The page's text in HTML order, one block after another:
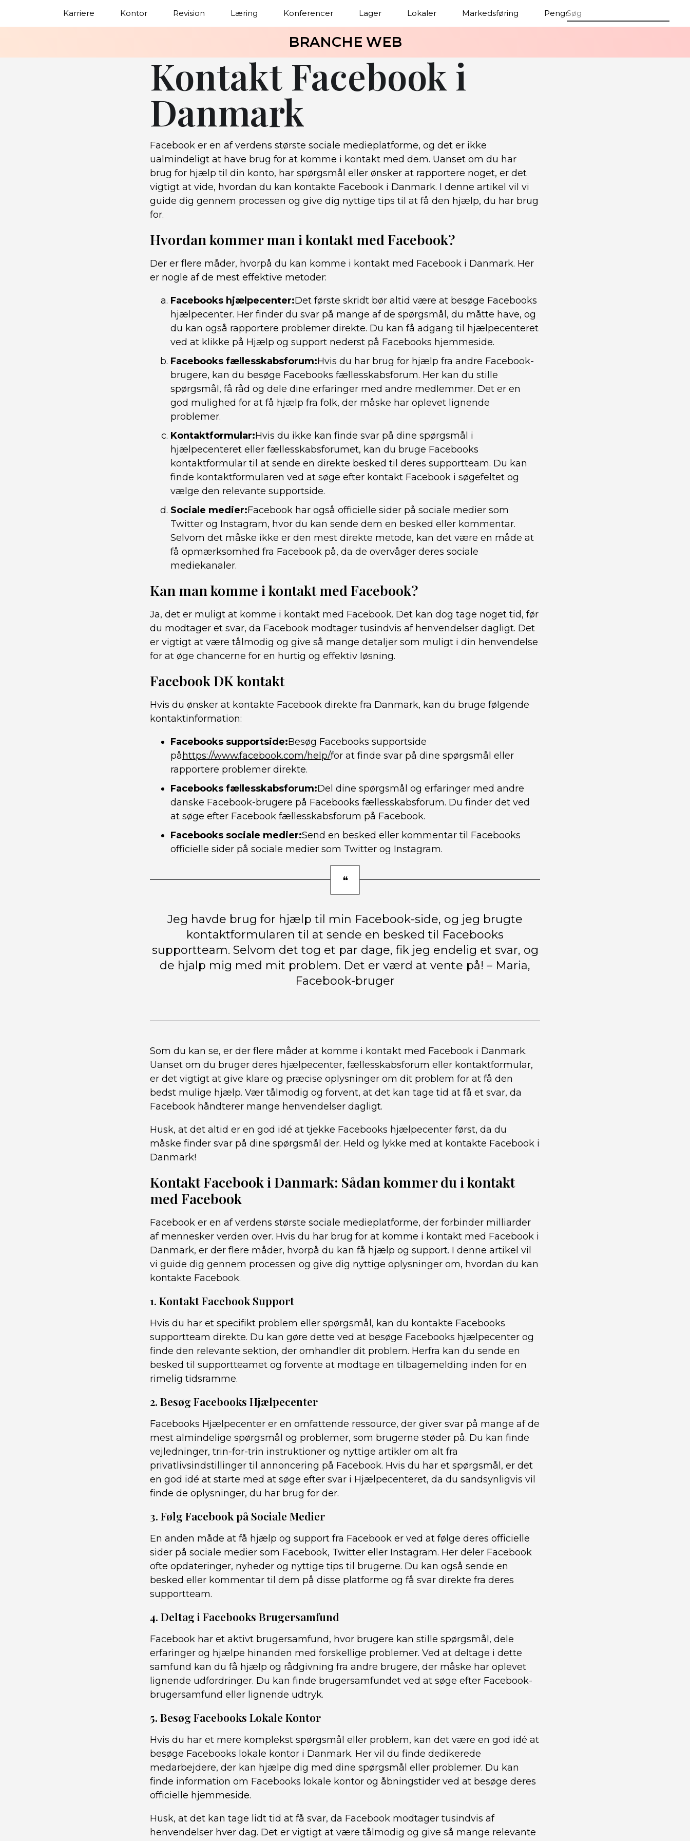
Karriere Kontor Revision Læring Konferencer Lager Lokaler Markedsføring Penge
BRANCHE WEB
Kontakt Facebook i
Danmark
Facebook er en af verdens største sociale medieplatforme, og det er ikke
ualmindeligt at have brug for at komme i kontakt med dem. Uanset om du har
brug for hjælp til din konto, har spørgsmål eller ønsker at rapportere noget, er det
vigtigt at vide, hvordan du kan kontakte Facebook i Danmark. I denne artikel vil vi
guide dig gennem processen og give dig nyttige tips til at få den hjælp, du har brug
for.
Hvordan kommer man i kontakt med Facebook?
Der er flere måder, hvorpå du kan komme i kontakt med Facebook i Danmark. Her
er nogle af de mest effektive metoder:
Facebooks hjælpecenter:Det første skridt bør altid være at besøge Facebooks
hjælpecenter. Her finder du svar på mange af de spørgsmål, du måtte have, og
du kan også rapportere problemer direkte. Du kan få adgang til hjælpecenteret
ved at klikke på Hjælp og support nederst på Facebooks hjemmeside.
Facebooks fællesskabsforum:Hvis du har brug for hjælp fra andre Facebook-
brugere, kan du besøge Facebooks fællesskabsforum. Her kan du stille
spørgsmål, få råd og dele dine erfaringer med andre medlemmer. Det er en
god mulighed for at få hjælp fra folk, der måske har oplevet lignende
problemer.
Kontaktformular:Hvis du ikke kan finde svar på dine spørgsmål i
hjælpecenteret eller fællesskabsforumet, kan du bruge Facebooks
kontaktformular til at sende en direkte besked til deres supportteam. Du kan
finde kontaktformularen ved at søge efter kontakt Facebook i søgefeltet og
vælge den relevante supportside.
Sociale medier:Facebook har også officielle sider på sociale medier som
Twitter og Instagram, hvor du kan sende dem en besked eller kommentar.
Selvom det måske ikke er den mest direkte metode, kan det være en måde at
få opmærksomhed fra Facebook på, da de overvåger deres sociale
mediekanaler.
Kan man komme i kontakt med Facebook?
Ja, det er muligt at komme i kontakt med Facebook. Det kan dog tage noget tid, før
du modtager et svar, da Facebook modtager tusindvis af henvendelser dagligt. Det
er vigtigt at være tålmodig og give så mange detaljer som muligt i din henvendelse
for at øge chancerne for en hurtig og effektiv løsning.
Facebook DK kontakt
Hvis du ønsker at kontakte Facebook direkte fra Danmark, kan du bruge følgende
kontaktinformation:
Facebooks supportside:Besøg Facebooks supportside
på https://www.facebook.com/help/for at finde svar på dine spørgsmål eller
rapportere problemer direkte.
Facebooks fællesskabsforum:Del dine spørgsmål og erfaringer med andre
danske Facebook-brugere på Facebooks fællesskabsforum. Du finder det ved
at søge efter Facebook fællesskabsforum på Facebook.
Facebooks sociale medier:Send en besked eller kommentar til Facebooks
officielle sider på sociale medier som Twitter og Instagram.
Jeg havde brug for hjælp til min Facebook-side, og jeg brugte
kontaktformularen til at sende en besked til Facebooks
supportteam. Selvom det tog et par dage, fik jeg endelig et svar, og
de hjalp mig med mit problem. Det er værd at vente på! – Maria,
Facebook-bruger
Som du kan se, er der flere måder at komme i kontakt med Facebook i Danmark.
Uanset om du bruger deres hjælpecenter, fællesskabsforum eller kontaktformular,
er det vigtigt at give klare og præcise oplysninger om dit problem for at få den
bedst mulige hjælp. Vær tålmodig og forvent, at det kan tage tid at få et svar, da
Facebook håndterer mange henvendelser dagligt.
Husk, at det altid er en god idé at tjekke Facebooks hjælpecenter først, da du
måske finder svar på dine spørgsmål der. Held og lykke med at kontakte Facebook i
Danmark!
Kontakt Facebook i Danmark: Sådan kommer du i kontakt
med Facebook
Facebook er en af verdens største sociale medieplatforme, der forbinder milliarder
af mennesker verden over. Hvis du har brug for at komme i kontakt med Facebook i
Danmark, er der flere måder, hvorpå du kan få hjælp og support. I denne artikel vil
vi guide dig gennem processen og give dig nyttige oplysninger om, hvordan du kan
kontakte Facebook.
1. Kontakt Facebook Support
Hvis du har et specifikt problem eller spørgsmål, kan du kontakte Facebooks
supportteam direkte. Du kan gøre dette ved at besøge Facebooks hjælpecenter og
finde den relevante sektion, der omhandler dit problem. Herfra kan du sende en
besked til supportteamet og forvente at modtage en tilbagemelding inden for en
rimelig tidsramme.
2. Besøg Facebooks Hjælpecenter
Facebooks Hjælpecenter er en omfattende ressource, der giver svar på mange af de
mest almindelige spørgsmål og problemer, som brugerne støder på. Du kan finde
vejledninger, trin-for-trin instruktioner og nyttige artikler om alt fra
privatlivsindstillinger til annoncering på Facebook. Hvis du har et spørgsmål, er det
en god idé at starte med at søge efter svar i Hjælpecenteret, da du sandsynligvis vil
finde de oplysninger, du har brug for der.
3. Følg Facebook på Sociale Medier
En anden måde at få hjælp og support fra Facebook er ved at følge deres officielle
sider på sociale medier som Facebook, Twitter eller Instagram. Her deler Facebook
ofte opdateringer, nyheder og nyttige tips til brugerne. Du kan også sende en
besked eller kommentar til dem på disse platforme og få svar direkte fra deres
supportteam.
4. Deltag i Facebooks Brugersamfund
Facebook har et aktivt brugersamfund, hvor brugere kan stille spørgsmål, dele
erfaringer og hjælpe hinanden med forskellige problemer. Ved at deltage i dette
samfund kan du få hjælp og rådgivning fra andre brugere, der måske har oplevet
lignende udfordringer. Du kan finde brugersamfundet ved at søge efter Facebook-
brugersamfund eller lignende udtryk.
5. Besøg Facebooks Lokale Kontor
Hvis du har et mere komplekst spørgsmål eller problem, kan det være en god idé at
besøge Facebooks lokale kontor i Danmark. Her vil du finde dedikerede
medarbejdere, der kan hjælpe dig med dine spørgsmål eller problemer. Du kan
finde information om Facebooks lokale kontor og åbningstider ved at besøge deres
officielle hjemmeside.
Husk, at det kan tage lidt tid at få svar, da Facebook modtager tusindvis af
henvendelser hver dag. Det er vigtigt at være tålmodig og give så mange relevante